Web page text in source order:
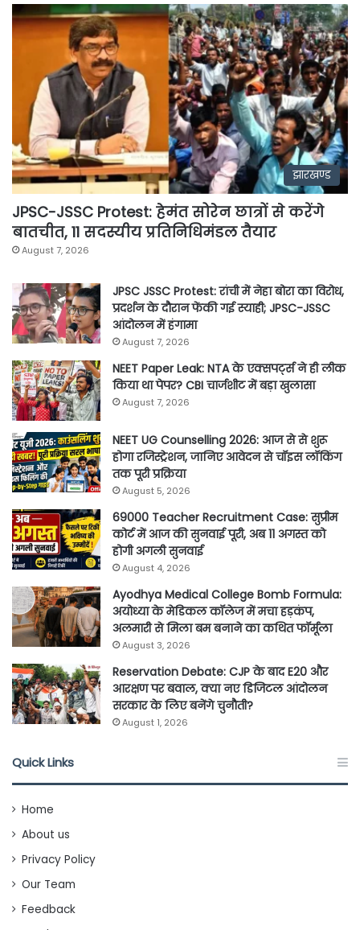
झारखण्ड
JPSC-JSSC Protest: हेमंत सोरेन छात्रों से करेंगे
बातचीत, 11 सदस्यीय प्रतिनिधिमंडल तैयार
August 7, 2026
JPSC JSSC Protest: रांची में नेहा बोरा का विरोध,
प्रदर्शन के दौरान फेंकी गई स्याही; JPSC-JSSC
आंदोलन में हंगामा
August 7, 2026
NEET Paper Leak: NTA के एक्सपर्ट्स ने ही लीक
किया था पेपर? CBI चार्जशीट में बड़ा खुलासा
August 7, 2026
NEET UG Counselling 2026: आज से से शुरू
होगा रजिस्ट्रेशन, जानिए आवेदन से चॉइस लॉकिंग
तक पूरी प्रक्रिया
August 5, 2026
69000 Teacher Recruitment Case: सुप्रीम
कोर्ट में आज की सुनवाई पूरी, अब 11 अगस्त को
होगी अगली सुनवाई
August 4, 2026
Ayodhya Medical College Bomb Formula:
अयोध्या के मेडिकल कॉलेज में मचा हड़कंप,
अलमारी से मिला बम बनाने का कथित फॉर्मूला
August 3, 2026
Reservation Debate: CJP के बाद E20 और
आरक्षण पर बवाल, क्या नए डिजिटल आंदोलन
सरकार के लिए बनेंगे चुनौती?
August 1, 2026
Quick Links
Home
About us
Privacy Policy
Our Team
Feedback